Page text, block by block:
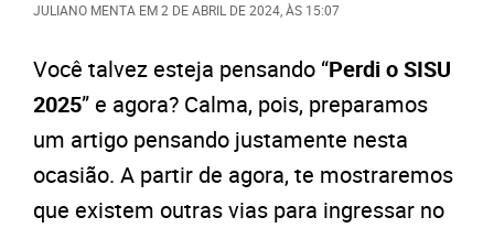
JULIANO MENTA EM2 DE ABRIL DE 2024 , ÀS 15:07
Você talvez esteja pensando “Perdi o SISU
2025” e agora? Calma, pois, preparamos
um artigo pensando justamente nesta
ocasião. A partir de agora, te mostraremos
que existem outras vias para ingressar no